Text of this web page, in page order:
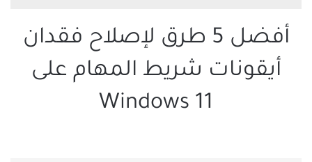
أفضل 5 طرق لإصلاح فقدان
أيقونات شريط المهام على
Windows 11